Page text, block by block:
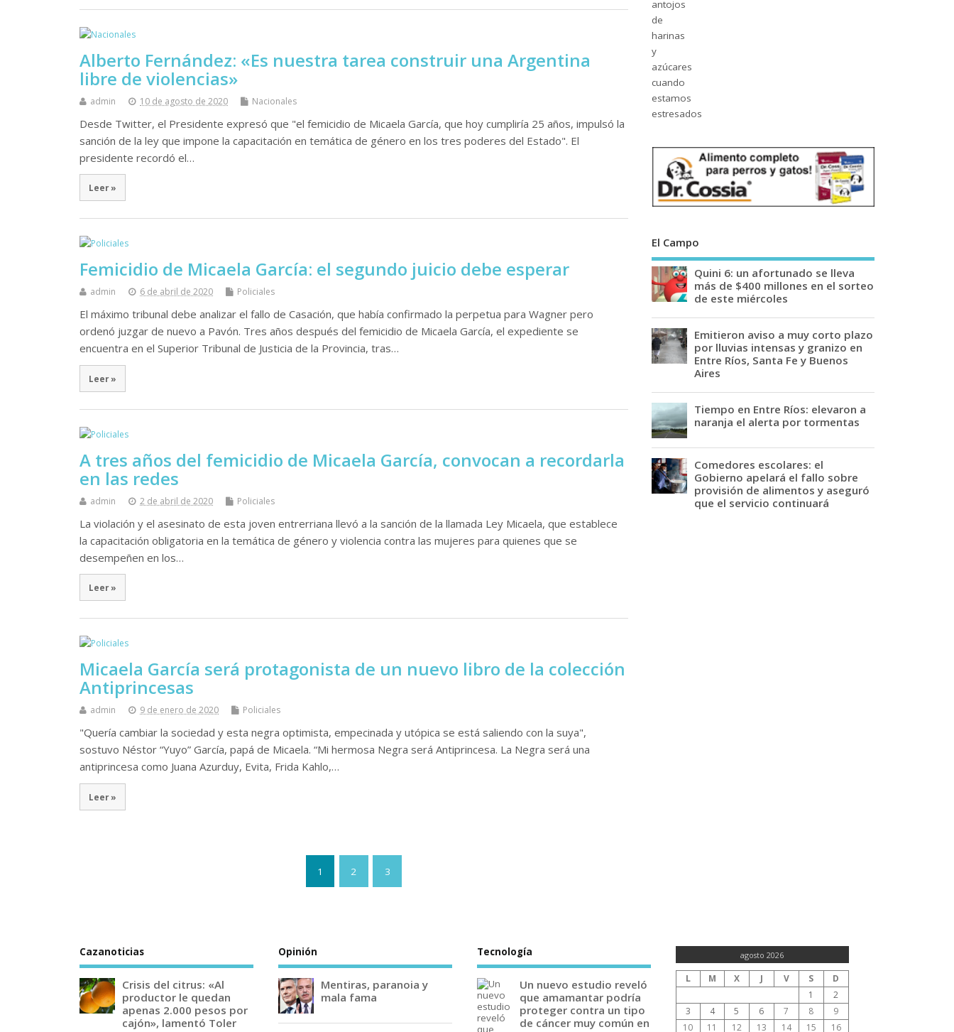
Alberto Fernández: «Es nuestra tarea construir una Argentina
libre de violencias»
admin 10 de agosto de 2020 Nacionales
Desde Twitter, el Presidente expresó que "el femicidio de Micaela García, que hoy cumpliría 25 años, impulsó la
sanción de la ley que impone la capacitación en temática de género en los tres poderes del Estado". El
presidente recordó el…
Leer »
Femicidio de Micaela García: el segundo juicio debe esperar
admin 6 de abril de 2020 Policiales
El máximo tribunal debe analizar el fallo de Casación, que había confirmado la perpetua para Wagner pero
ordenó juzgar de nuevo a Pavón. Tres años después del femicidio de Micaela García, el expediente se
encuentra en el Superior Tribunal de Justicia de la Provincia, tras…
Leer »
A tres años del femicidio de Micaela García, convocan a recordarla
en las redes
admin 2 de abril de 2020 Policiales
La violación y el asesinato de esta joven entrerriana llevó a la sanción de la llamada Ley Micaela, que establece
la capacitación obligatoria en la temática de género y violencia contra las mujeres para quienes que se
desempeñen en los…
Leer »
Micaela García será protagonista de un nuevo libro de la colección
Antiprincesas
admin 9 de enero de 2020 Policiales
"Quería cambiar la sociedad y esta negra optimista, empecinada y utópica se está saliendo con la suya",
sostuvo Néstor “Yuyo” García, papá de Micaela. “Mi hermosa Negra será Antiprincesa. La Negra será una
antiprincesa como Juana Azurduy, Evita, Frida Kahlo,…
Leer »
1 2 3
El Campo
Quini 6: un afortunado se lleva
más de $400 millones en el sorteo
de este miércoles
Emitieron aviso a muy corto plazo
por lluvias intensas y granizo en
Entre Ríos, Santa Fe y Buenos
Aires
Tiempo en Entre Ríos: elevaron a
naranja el alerta por tormentas
Comedores escolares: el
Gobierno apelará el fallo sobre
provisión de alimentos y aseguró
que el servicio continuará
Cazanoticias
Crisis del citrus: «Al
productor le quedan
apenas 2.000 pesos por
cajón», lamentó Toler
Opinión
Mentiras, paranoia y
mala fama
Tecnología
Un nuevo estudio reveló
que amamantar podría
proteger contra un tipo
de cáncer muy común en
agosto 2026
L M X J V S
D
1
2
3
4 5 6 7 8
9
10
11 12 13 14 15 16